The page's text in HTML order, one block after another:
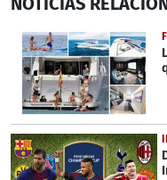
seconds
40
seconds